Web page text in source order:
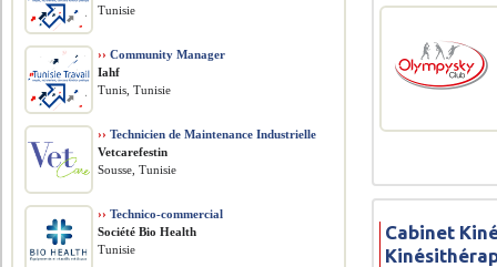
Cabinet
Tunisie
›› Community Manager
Iahf
Tunis, Tunisie
›› Technicien de Maintenance Industrielle
Vetcarefestin
Sousse, Tunisie
›› Technico-commercial
Société Bio Health
Tunisie